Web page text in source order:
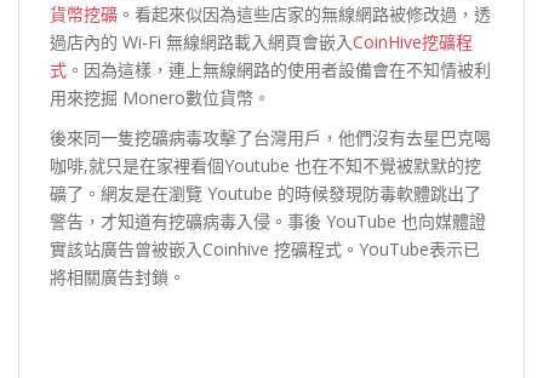
貨幣挖礦 。看起來似因為這些店家的無線網路被修改過，透
過店內的 Wi-Fi 無線網路載入網頁會嵌入CoinHive挖礦程
式 。因為這樣，連上無線網路的使用者設備會在不知情被利
用來挖掘 Monero數位貨幣。
後來同一隻挖礦病毒攻擊了台灣用戶，他們沒有去星巴克喝
咖啡,就只是在家裡看個Youtube 也在不知不覺被默默的挖
礦了。網友是在瀏覽 Youtube 的時候發現防毒軟體跳出了
警告，才知道有挖礦病毒入侵。事後 YouTube 也向媒體證
實該站廣告曾被嵌入Coinhive 挖礦程式。YouTube表示已
將相關廣告封鎖。